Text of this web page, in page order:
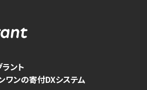
ント
ワンの寄付DXシステム